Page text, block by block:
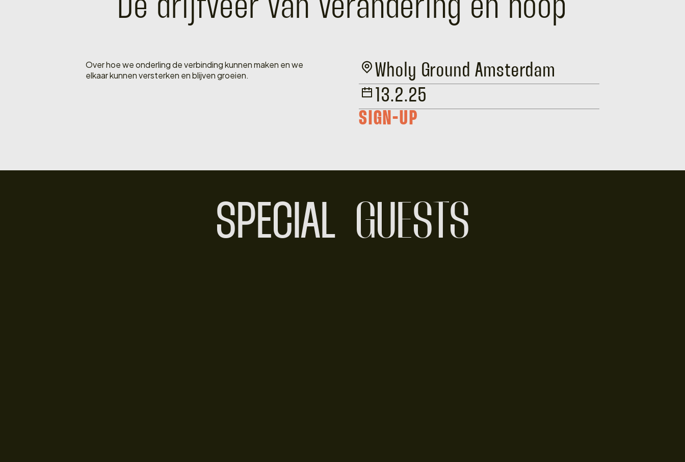
De drijfveer van verandering en hoop
Over hoe we onderling de verbinding kunnen maken en we
elkaar kunnen versterken en blijven groeien.
Wholy Ground Amsterdam
13.2.25
SIGN-UP
SPECIAL GUESTS